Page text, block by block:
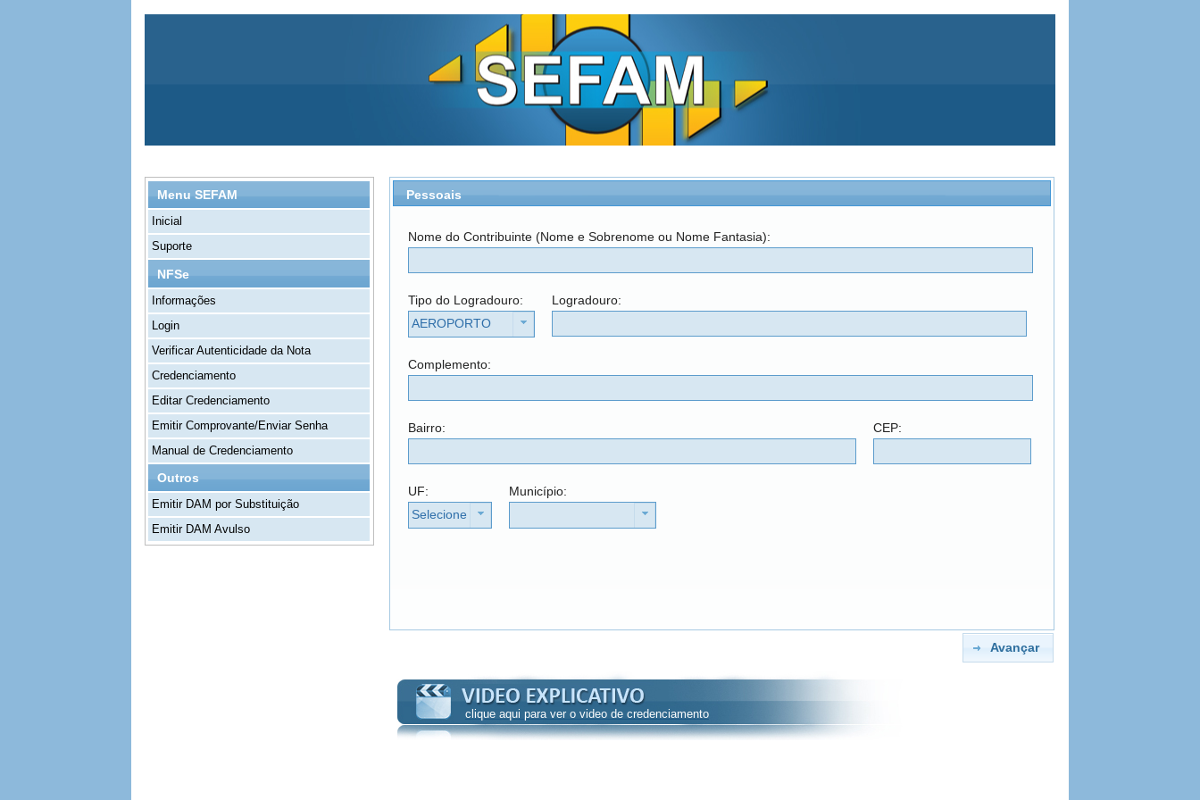
Menu SEFAM
Inicial
Suporte
NFSe
Informações
Login
Verificar Autenticidade da Nota
Credenciamento
Editar Credenciamento
Emitir Comprovante/Enviar Senha
Manual de Credenciamento
Outros
Emitir DAM por Substituição
Emitir DAM Avulso
Pessoais
Nome do Contribuinte (Nome e Sobrenome ou Nome Fantasia):
Tipo do Logradouro:
Logradouro:
AEROPORTO
Complemento:
Bairro: CEP:
UF:
Município:
Selecione
Avançar
clique aqui para ver o video de credenciamento